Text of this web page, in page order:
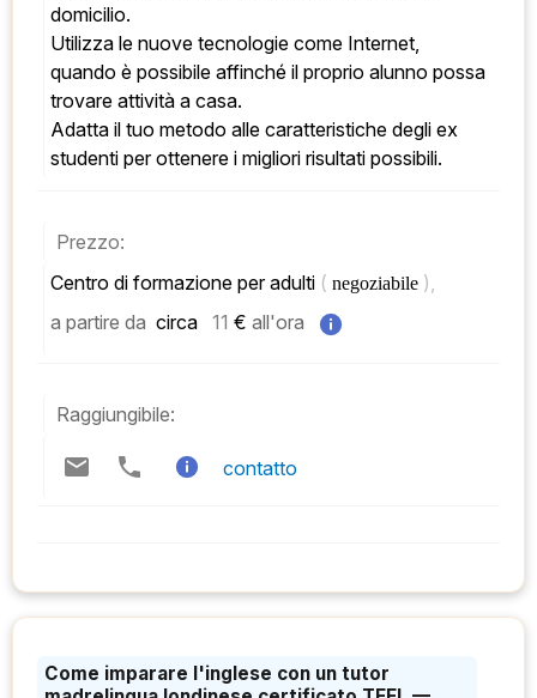
domicilio.
Utilizza le nuove tecnologie come Internet,
quando è possibile affinché il proprio alunno possa
trovare attività a casa.
Adatta il tuo metodo alle caratteristiche degli ex
studenti per ottenere i migliori risultati possibili.
Prezzo:
Centro di formazione per adulti ( negoziabile ),
a partire da circa 11 € all'ora
Raggiungibile:
contatto
Come imparare l'inglese con un tutor